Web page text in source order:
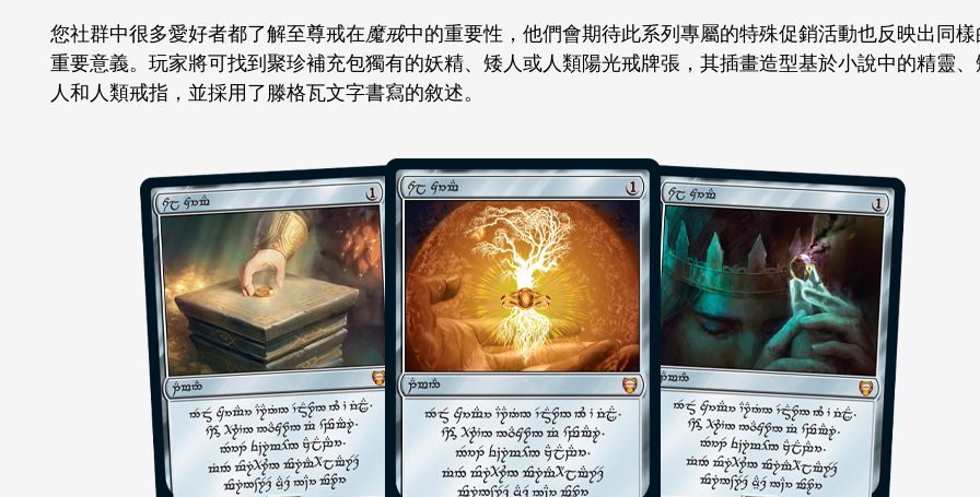
您社群中很多愛好者都了解至尊戒在魔戒中的重要性，他們會期待此系列專屬的特殊促銷活動也反映出同
重要意義。玩家將可找到聚珍補充包獨有的妖精、矮人或人類陽光戒牌張，其插畫造型基於小說中的精靈
人和人類戒指，並採用了滕格瓦文字書寫的敘述。